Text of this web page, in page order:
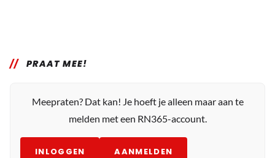
PRAAT MEE!
Meepraten? Dat kan! Je hoeft je alleen maar aan te
melden met een RN365-account.
INLOGGEN AANMELDEN